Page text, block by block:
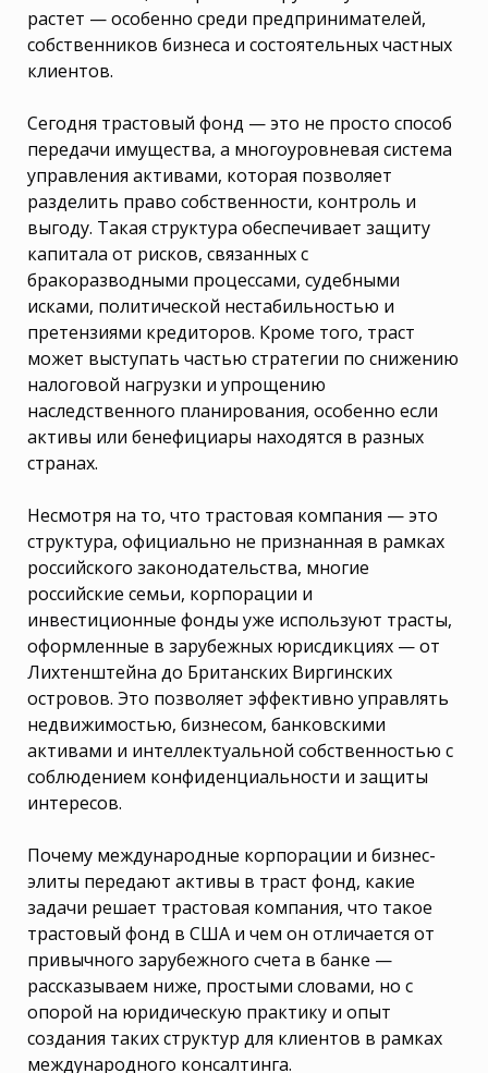
растет — особенно среди предпринимателей,
собственников бизнеса и состоятельных частных
клиентов.
Сегодня трастовый фонд — это не просто способ
передачи имущества, а многоуровневая система
управления активами, которая позволяет
разделить право собственности, контроль и
выгоду. Такая структура обеспечивает защиту
капитала от рисков, связанных с
бракоразводными процессами, судебными
исками, политической нестабильностью и
претензиями кредиторов. Кроме того, траст
может выступать частью стратегии по снижению
налоговой нагрузки и упрощению
наследственного планирования, особенно если
активы или бенефициары находятся в разных
странах.
Несмотря на то, что трастовая компания — это
структура, официально не признанная в рамках
российского законодательства, многие
российские семьи, корпорации и
инвестиционные фонды уже используют трасты,
оформленные в зарубежных юрисдикциях — от
Лихтенштейна до Британских Виргинских
островов. Это позволяет эффективно управлять
недвижимостью, бизнесом, банковскими
активами и интеллектуальной собственностью с
соблюдением конфиденциальности и защиты
интересов.
Почему международные корпорации и бизнес-
элиты передают активы в траст фонд, какие
задачи решает трастовая компания, что такое
трастовый фонд в США и чем он отличается от
привычного зарубежного счета в банке —
рассказываем ниже, простыми словами, но с
опорой на юридическую практику и опыт
создания таких структур для клиентов в рамках
международного консалтинга.